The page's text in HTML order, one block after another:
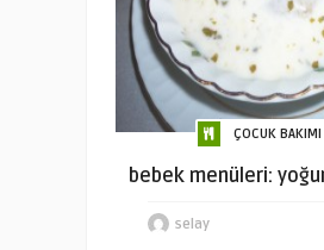
ÇOCUK BAKIMI
bebek menüleri:
selay